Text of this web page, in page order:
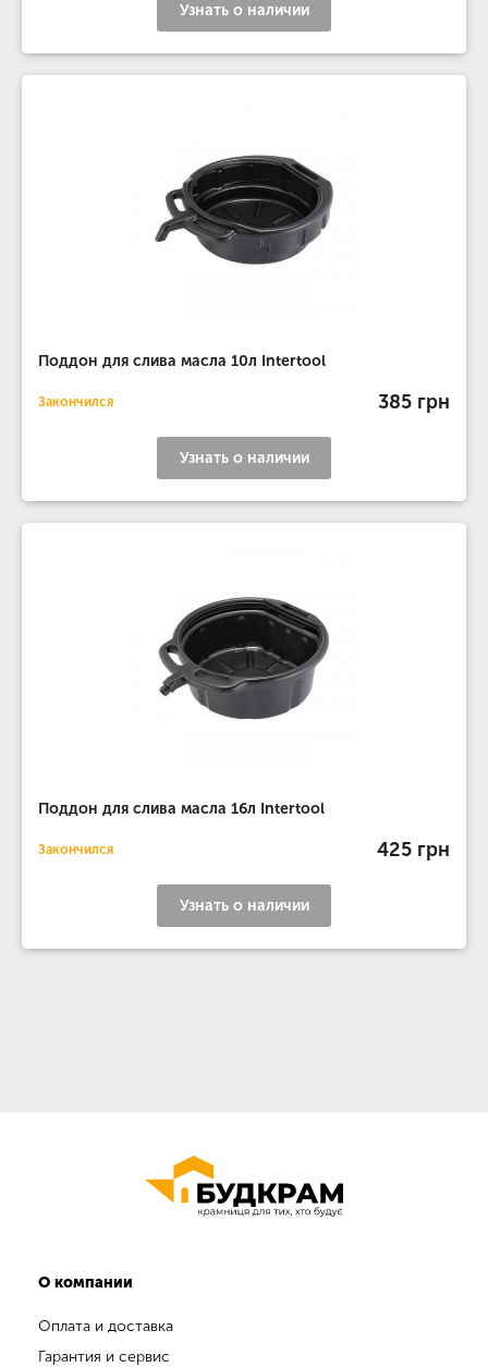
Узнать о наличии
Поддон для слива масла 10л Intertool
Закончился 385 грн
Узнать о наличии
Поддон для слива масла 16л Intertool
Закончился 425 грн
Узнать о наличии
О компании
Оплата и доставка
Гарантия и сервис